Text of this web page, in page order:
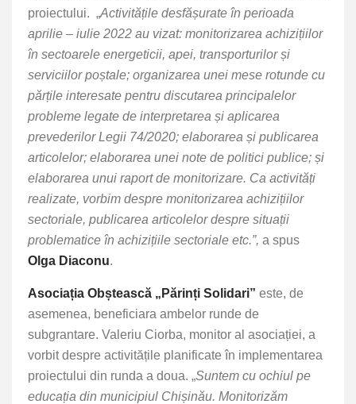
proiectului. „Activitățile desfășurate în perioada
aprilie – iulie 2022 au vizat: monitorizarea achizițiilor
în sectoarele energeticii, apei, transporturilor și
serviciilor poștale; organizarea unei mese rotunde cu
părțile interesate pentru discutarea principalelor
probleme legate de interpretarea și aplicarea
prevederilor Legii 74/2020; elaborarea și publicarea
articolelor; elaborarea unei note de politici publice; și
elaborarea unui raport de monitorizare. Ca activități
realizate, vorbim despre monitorizarea achizițiilor
sectoriale, publicarea articolelor despre situații
problematice în achizițiile sectoriale etc.”, a spus
Olga Diaconu.
Asociația Obștească „Părinți Solidari” este, de
asemenea, beneficiara ambelor runde de
subgrantare. Valeriu Ciorba, monitor al asociației, a
vorbit despre activitățile planificate în implementarea
proiectului din runda a doua. „Suntem cu ochiul pe
educația din municipiul Chișinău. Monitorizăm